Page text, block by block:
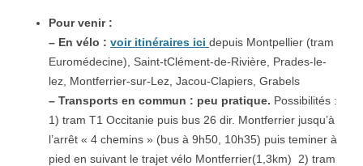
Pour venir :
– En vélo : voir itinéraires ici depuis Montpellier (tram
Euromédecine), Saint-tClément-de-Rivière, Prades-le-
lez, Montferrier-sur-Lez, Jacou-Clapiers, Grabels
– Transports en commun : peu pratique. Possibilités :
1) tram T1 Occitanie puis bus 26 dir. Montferrier jusqu’à
l’arrêt « 4 chemins » (bus à 9h50, 10h35) puis teminer à
pied en suivant le trajet vélo Montferrier(1,3km) 2) tram